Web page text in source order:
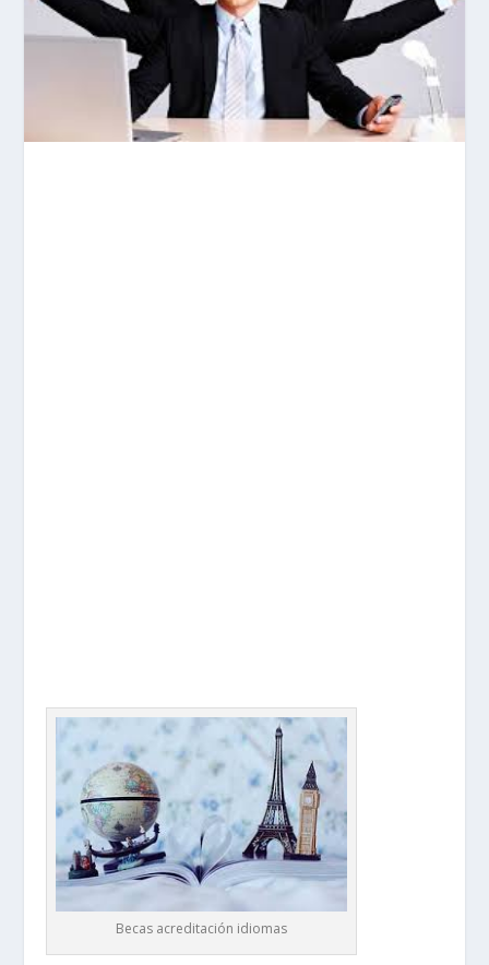
Becas acreditación idiomas